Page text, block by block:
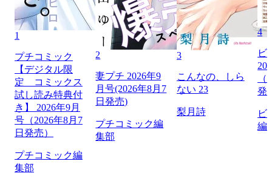
1
プチコミック
【デジタル限
定 コミックス
試し読み特典付
き】 2026年9月
号（2026年8月7
日発売）
プチコミック編
集部
2
妻プチ 2026年9
月号(2026年8月7
日発売)
プチコミック編
集部
3
こんなの、しら
ない 23
梨月詩
4
ビ
発
ビ
編